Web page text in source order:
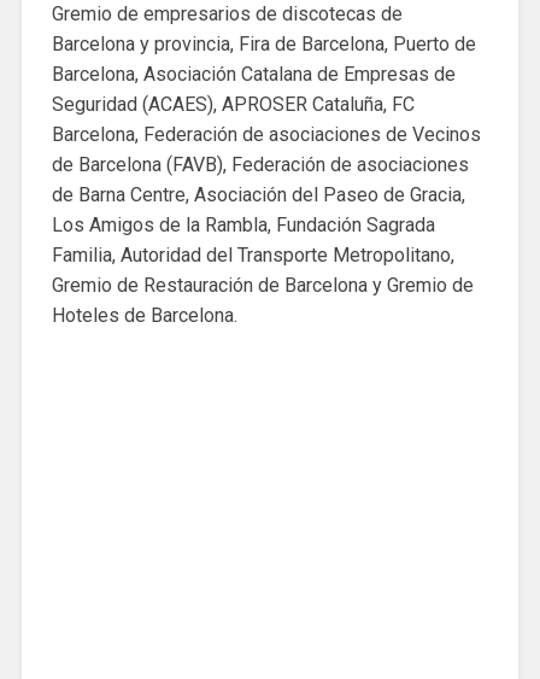
Gremio de empresarios de discotecas de
Barcelona y provincia, Fira de Barcelona, ​​Puerto de
Barcelona, ​​Asociación Catalana de Empresas de
Seguridad (ACAES), APROSER Cataluña, FC
Barcelona, ​​Federación de asociaciones de Vecinos
de Barcelona (FAVB), Federación de asociaciones
de Barna Centre, Asociación del Paseo de Gracia,
Los Amigos de la Rambla, Fundación Sagrada
Familia, Autoridad del Transporte Metropolitano,
Gremio de Restauración de Barcelona y Gremio de
Hoteles de Barcelona.